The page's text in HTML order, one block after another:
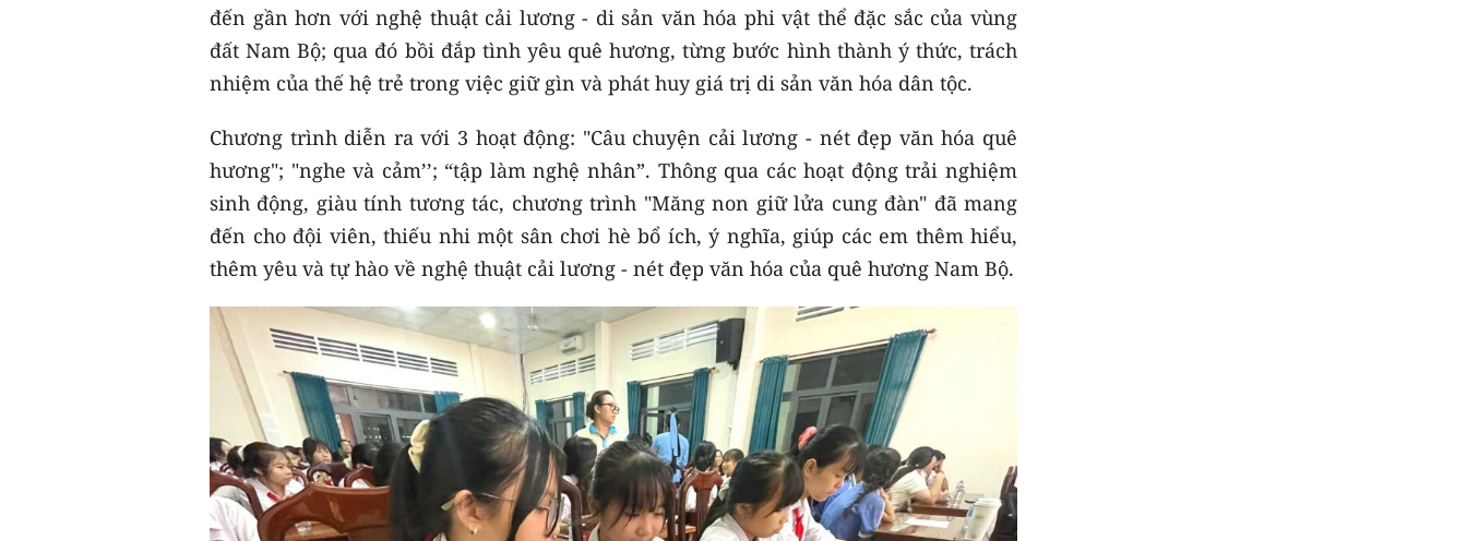
đến gần hơn với nghệ thuật cải lương - di sản văn hóa phi vật thể đặc sắc của vùng
đất Nam Bộ; qua đó bồi đắp tình yêu quê hương, từng bước hình thành ý thức, trách
nhiệm của thế hệ trẻ trong việc giữ gìn và phát huy giá trị di sản văn hóa dân tộc.
Chương trình diễn ra với 3 hoạt động: "Câu chuyện cải lương - nét đẹp văn hóa quê
hương"; "nghe và cảm’’; “tập làm nghệ nhân”. Thông qua các hoạt động trải nghiệm
sinh động, giàu tính tương tác, chương trình "Măng non giữ lửa cung đàn" đã mang
đến cho đội viên, thiếu nhi một sân chơi hè bổ ích, ý nghĩa, giúp các em thêm hiểu,
thêm yêu và tự hào về nghệ thuật cải lương - nét đẹp văn hóa của quê hương Nam Bộ.